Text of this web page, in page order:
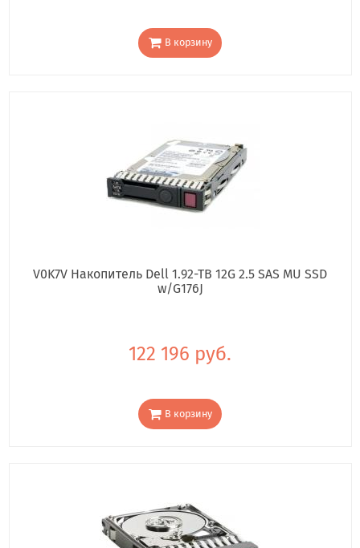
В корзину
V0K7V Накопитель Dell 1.92-TB 12G 2.5 SAS MU SSD
w/G176J
122 196 руб.
В корзину